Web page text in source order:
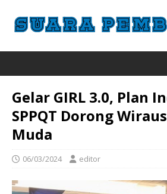
Gelar GIRL 3.0, Plan
SPPQT Dorong
Muda
06/03/2024 editor